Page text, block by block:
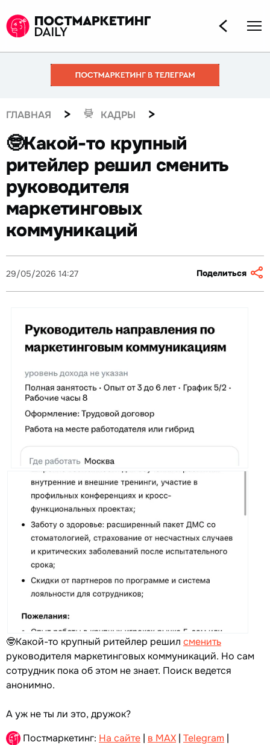
ГЛАВНАЯ > КАДРЫ >
🤓Какой-то крупный
ритейлер решил сменить
руководителя
маркетинговых
коммуникаций
29/05/2026 14:27 Поделиться
🤓Какой-то крупный ритейлер решил сменить
руководителя маркетинговых коммуникаций. Но сам
сотрудник пока об этом не знает. Поиск ведется
анонимно.
А уж не ты ли это, дружок?
Постмаркетинг: На сайте | в MAX | Telegram |